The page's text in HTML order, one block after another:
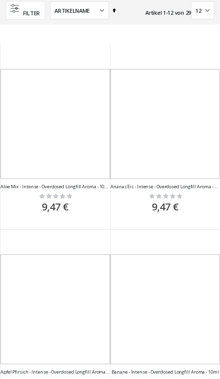
FILTER
Absteigend Artikel 1 -12von 29
Aloe Mix - Intense - Overdosed Longfill Aroma - 10ml
Rating:
0%
9,47 €
Ananas Eis - Intense - Overdosed Longfill Aroma - 10ml
Rating:
0%
9,47 €
Apfel Pfirsich - Intense - Overdosed Longfill Aroma - 10ml Banane - Intense - Overdosed Longfill Aroma - 10ml